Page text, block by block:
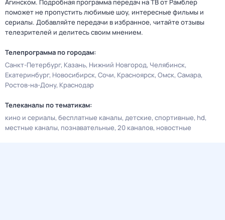
Агинском. Подробная программа передач на ТВ от Рамблер
поможет не пропустить любимые шоу, интересные фильмы и
сериалы. Добавляйте передачи в избранное, читайте отзывы
телезрителей и делитесь своим мнением.
Телепрограмма по городам:
Санкт-Петербург Казань Нижний Новгород Челябинск
Екатеринбург Новосибирск Сочи Красноярск Омск Самара
Ростов-на-Дону Краснодар
Телеканалы по тематикам:
кино и сериалы бесплатные каналы детские спортивные hd
местные каналы познавательные 20 каналов новостные